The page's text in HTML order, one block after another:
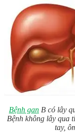
Bệnh gan B có lây
Bệnh không lây qua
tay,